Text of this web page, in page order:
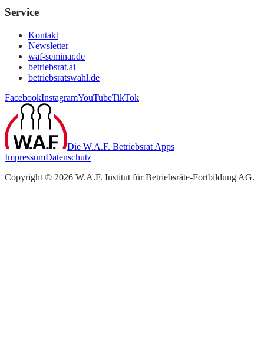
Service
Kontakt
Newsletter
waf-seminar.de
betriebsrat.ai
betriebsratswahl.de
FacebookInstagramYouTubeTikTok
Die W.A.F. Betriebsrat Apps
ImpressumDatenschutz
Copyright © 2026 W.A.F. Institut für Betriebsräte-Fortbildung AG.